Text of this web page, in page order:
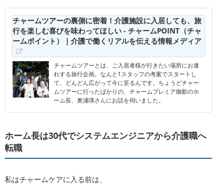
チャームツアーの裏側に密着！介護施設に入居しても、旅
行を楽しむ喜びを味わってほしい - チャームPOINT（チャ
ームポイント）｜介護で働くリアルを伝える情報メディア
チャームツアーとは、ご入居者様が行きたい場所にお連
れする旅行企画。なんと1スタッフの考案でスタートし
て、どんどん広がって今に至るんです。ちょうどチャー
ムツアーに行ったばかりの、チャームプレミア御影のホ
ーム長、奥浦瑛さんにお話を伺いました。
ホーム長は30代でシステムエンジニアから介護職へ
転職
私はチャームケアに入る前は、